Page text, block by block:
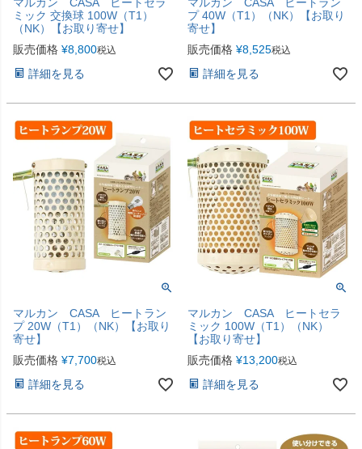
ミック 交換球 100W（T1）
（NK）【お取り寄せ】
販売価格 ¥8,800税込
詳細を見る
プ 40W（T1）（NK）【お取り
寄せ】
販売価格 ¥8,525税込
詳細を見る
マルカン CASA ヒートラン
プ 20W（T1）（NK）【お取り
寄せ】
販売価格 ¥7,700税込
詳細を見る
マルカン CASA ヒートセラ
ミック 100W（T1）（NK）
【お取り寄せ】
販売価格 ¥13,200税込
詳細を見る